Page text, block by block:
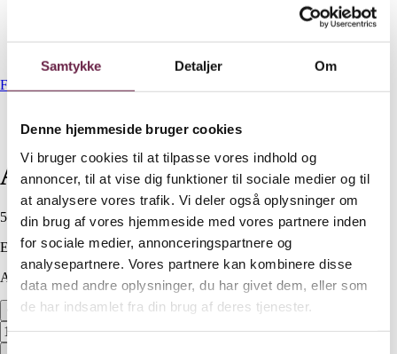
Samtykke Detaljer Om
Denne hjemmeside bruger cookies
Vi bruger cookies til at tilpasse vores indhold og
annoncer, til at vise dig funktioner til sociale medier og til
at analysere vores trafik. Vi deler også oplysninger om
din brug af vores hjemmeside med vores partnere inden
for sociale medier, annonceringspartnere og
analysepartnere. Vores partnere kan kombinere disse
data med andre oplysninger, du har givet dem, eller som
de har indsamlet fra din brug af deres tjenester.
Gavekurve
Forside
Arne Jacobsen serveringskande
560,00 DKK
Ekskl. moms
Available on backorder
Arne Jacobsen serveringskande antal